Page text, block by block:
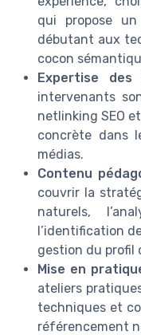
qui propose
débutant aux
cocon
Expertise des
intervenants
netlinking SEO
concrète dans
médias.
Contenu
couvrir la
naturels,
l’identification
gestion du profil
Mise en
ateliers
techniques et
référencement